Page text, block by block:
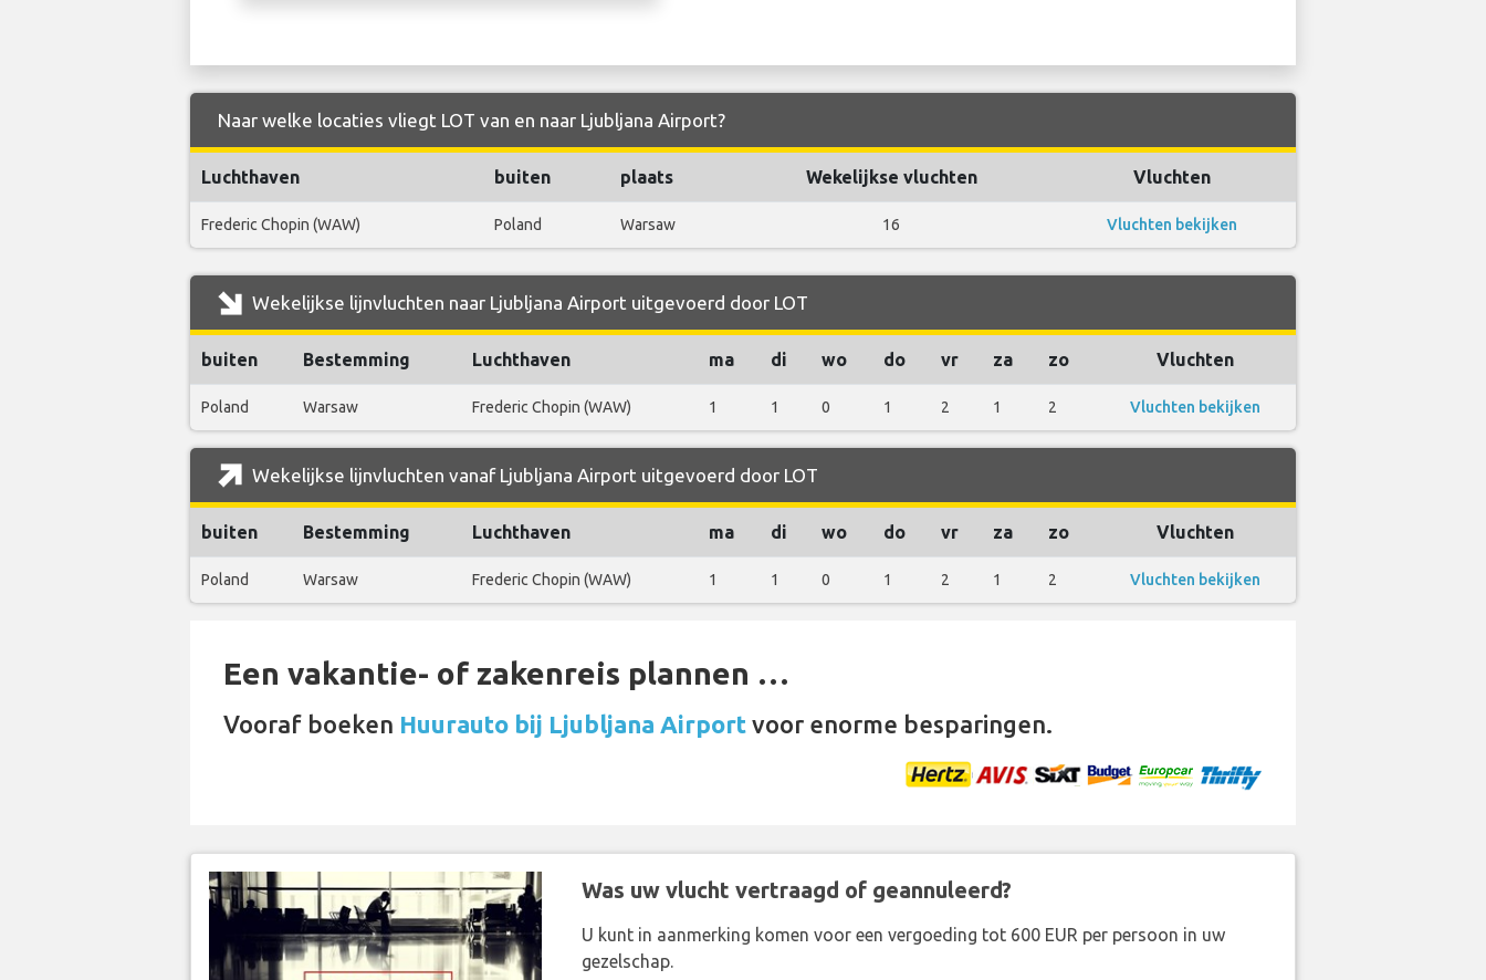
Naar welke locaties vliegt LOT van en naar Ljubljana Airport?
Luchthaven buiten plaats Wekelijkse vluchten Vluchten
Frederic Chopin (WAW) Poland Warsaw 16 Vluchten bekijken
Wekelijkse lijnvluchten naar Ljubljana Airport uitgevoerd door LOT
buiten Bestemming Luchthaven ma di wo do vr za zo Vluchten
Poland Warsaw Frederic Chopin (WAW) 1 1 0 1 2 1 2 Vluchten bekijken
Wekelijkse lijnvluchten vanaf Ljubljana Airport uitgevoerd door LOT
buiten Bestemming Luchthaven ma di wo do vr za zo Vluchten
Poland Warsaw Frederic Chopin (WAW) 1 1 0 1 2 1 2 Vluchten bekijken
Een vakantie- of zakenreis plannen …
Vooraf boeken Huurauto bij Ljubljana Airport voor enorme besparingen.
Was uw vlucht vertraagd of geannuleerd?
U kunt in aanmerking komen voor een vergoeding tot 600 EUR per persoon in uw
gezelschap.